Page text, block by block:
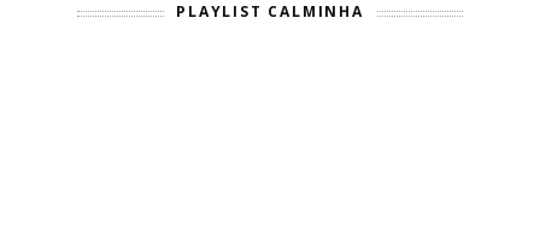
PLAYLIST CALMINHA